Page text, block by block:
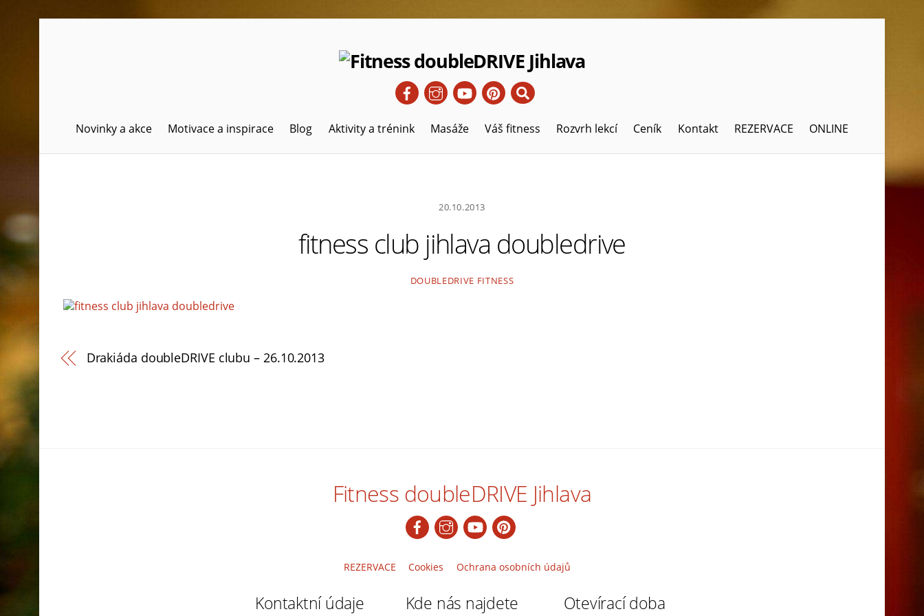
Hledat
Novinky a akce Motivace a inspirace Blog Aktivity a trénink Masáže Váš fitness Rozvrh lekcí Ceník Kontakt REZERVACE ONLINE
20.10.2013
fitness club jihlava doubledrive
DOUBLEDRIVE FITNESS
Drakiáda doubleDRIVE clubu – 26.10.2013
Fitness doubleDRIVE Jihlava
REZERVACE Cookies Ochrana osobních údajů
Kontaktní údaje Kde nás najdete Otevírací doba